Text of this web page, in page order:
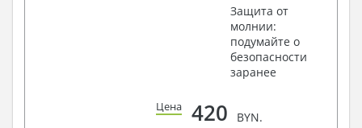
Защита от
молнии:
подумайте о
безопасности
заранее
Цена 420 BYN.